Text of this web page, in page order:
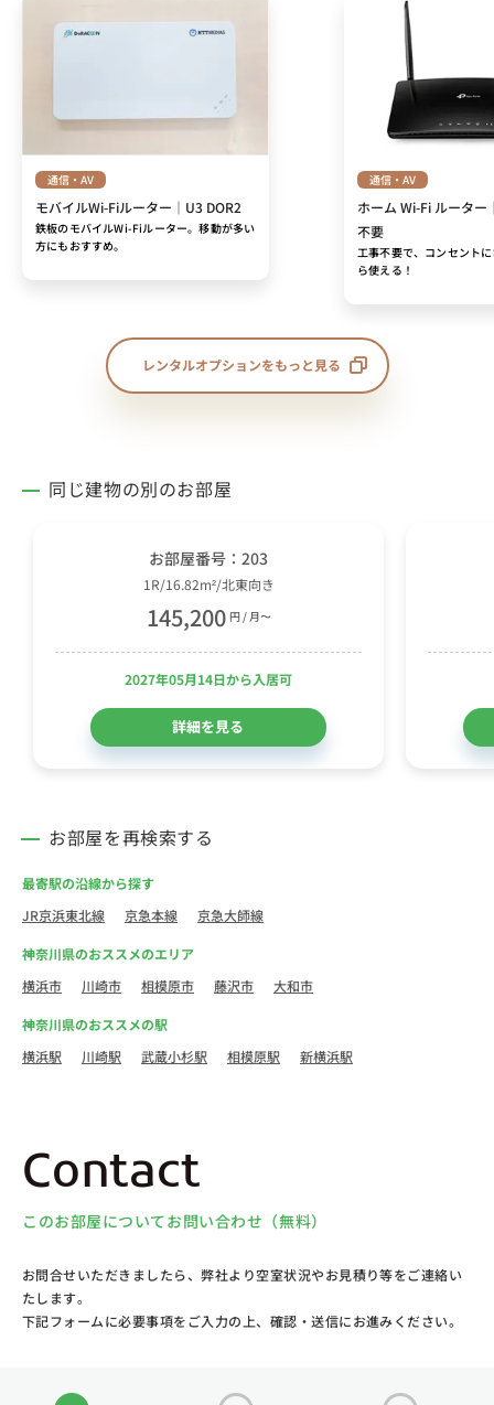
通信・AV
モバイルWi-Fiルーター｜U3 DOR2
鉄板のモバイルWi-Fiルーター。移動が多い
方にもおすすめ。
通信・AV
ホーム Wi-Fi ルータ
不要
工事不要で、コンセント
ら使える！
レンタルオプションをもっと見る
同じ建物の別のお部屋
お部屋番号：203
1R/16.82m²/北東向き
145,200 円 / 月〜
2027年05月14日から入居可
詳細を見る
お部屋を再検索する
最寄駅の沿線から探す
JR京浜東北線
京急本線 京急大師線
神奈川県のおススメのエリア
横浜市
川崎市 相模原市 藤沢市 大和市
神奈川県のおススメの駅
横浜駅
川崎駅 武蔵小杉駅 相模原駅 新横浜駅
Contact
このお部屋についてお問い合わせ（無料）
お問合せいただきましたら、弊社より空室状況やお見積り等をご連絡い
たします。
下記フォームに必要事項をご入力の上、確認・送信にお進みください。